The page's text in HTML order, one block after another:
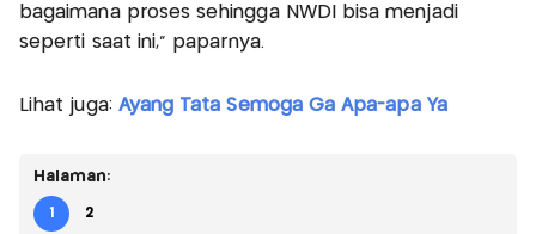
bagaimana proses sehingga NWDI bisa menjadi
seperti saat ini," paparnya.
Lihat juga: Ayang Tata Semoga Ga Apa-apa Ya
Halaman:
1 2